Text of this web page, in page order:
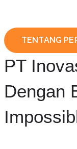
TENTANG
PT
Dengan